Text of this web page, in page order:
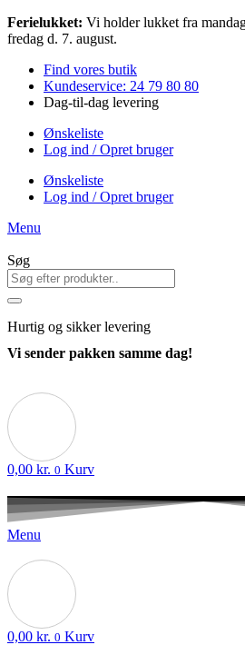
Videre
til
Ferielukket: Vi holder lukket fra
fredag d. 7. august.
Find vores butik
Kundeservice: 24 79 80 80
Dag-til-dag levering
Ønskeliste
Log ind / Opret bruger
Ønskeliste
Log ind / Opret bruger
Menu
Søg
Hurtig og sikker levering
Vi sender pakken samme dag!
0,00 kr. 0 Kurv
Menu
0,00 kr. 0 Kurv